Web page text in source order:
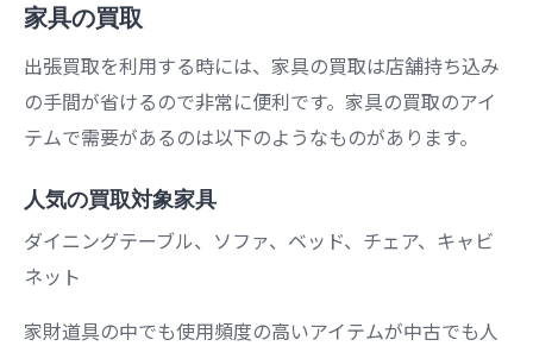
家具の買取
出張買取を利用する時には、家具の買取は店舗持ち込み
の手間が省けるので非常に便利です。家具の買取のアイ
テムで需要があるのは以下のようなものがあります。
人気の買取対象家具
ダイニングテーブル、ソファ、ベッド、チェア、キャビ
ネット
家財道具の中でも使用頻度の高いアイテムが中古でも人